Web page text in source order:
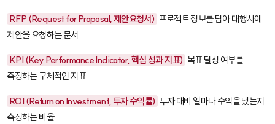
RFP (Request for Proposal, 제안요청서) 프로젝트 정보를 담아 대행사에
제안을 요청하는 문서
KPI (Key Performance Indicator, 핵심 성과 지표) 목표 달성 여부를
측정하는 구체적인 지표
ROI (Return on Investment, 투자 수익률) 투자 대비 얼마나 수익을 냈는지
측정하는 비율